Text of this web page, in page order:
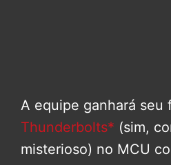
A equipe ganhará seu
Thunderbolts* (sim,
misterioso) no MCU